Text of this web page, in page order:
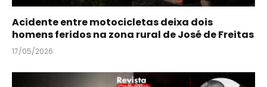
Acidente entre motocicletas deixa dois
homens feridos na zona rural de José de Freitas
17/05/2026